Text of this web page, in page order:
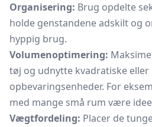
Organisering: Brug opdelte
holde genstandene adskilt og
hyppig brug.
Volumenoptimering:
tøj og udnytte kvadratiske
opbevaringsenheder. For
med mange små rum være
Vægtfordeling: Placer de